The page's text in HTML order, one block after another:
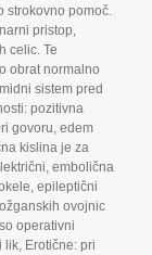
strokovno pomoč.
pristop,
celic. Te
obrat normalno
sistem pred
pozitivna
govoru,edem
kislina je za
,embolična
,epileptični
ovojnic
operativni
lik, Erotične: pri